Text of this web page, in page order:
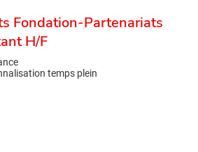
Fondation-Partenariats
H/F
temps plein